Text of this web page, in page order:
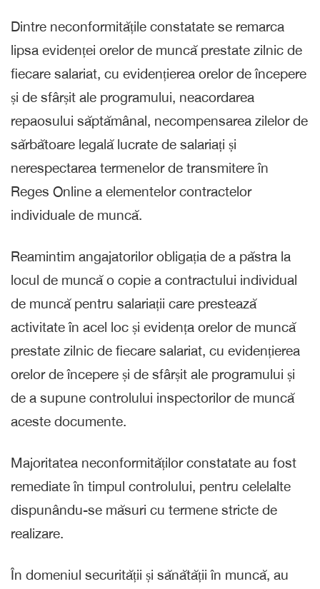
Dintre neconformitățile constatate se remarca
lipsa evidenței orelor de muncă prestate zilnic de
fiecare salariat, cu evidențierea orelor de începere
și de sfârșit ale programului, neacordarea
repaosului săptămânal, necompensarea zilelor de
sărbătoare legală lucrate de salariați și
nerespectarea termenelor de transmitere în
Reges Online a elementelor contractelor
individuale de muncă.
Reamintim angajatorilor obligația de a păstra la
locul de muncă o copie a contractului individual
de muncă pentru salariații care prestează
activitate în acel loc și evidența orelor de muncă
prestate zilnic de fiecare salariat, cu evidențierea
orelor de începere și de sfârșit ale programului și
de a supune controlului inspectorilor de muncă
aceste documente.
Majoritatea neconformităților constatate au fost
remediate în timpul controlului, pentru celelalte
dispunându-se măsuri cu termene stricte de
realizare.
În domeniul securității și sănătății în muncă, au